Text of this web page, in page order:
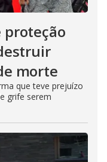
proteção
morte
que teve prejuízo
grife serem